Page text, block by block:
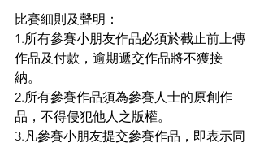
比賽細則及聲明：
1.所有參賽小朋友作品必須於截止前上傳
作品及付款，逾期遞交作品將不獲接
納。
2.所有參賽作品須為參賽人士的原創作
品，不得侵犯他人之版權。
3.凡參賽小朋友提交參賽作品，即表示同